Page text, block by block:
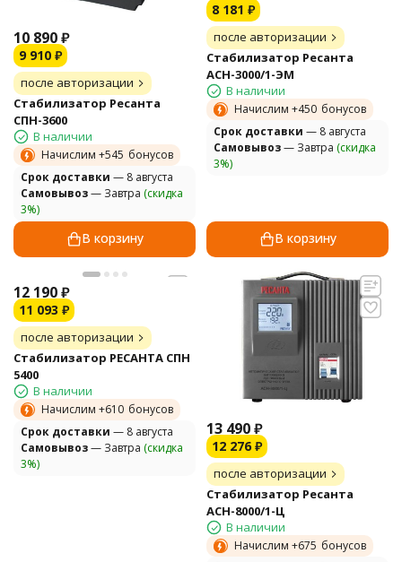
10 890₽
9 910 ₽
после авторизации
Стабилизатор Ресанта
СПН-3600
В наличии
Начислим +545 бонусов
Cрок доставки — 8 августа
Самовывоз— Завтра (скидка
3%)
В корзину
8 181 ₽
после авторизации
Стабилизатор Ресанта
АСН-3000/1-ЭМ
В наличии
Начислим +450 бонусов
Cрок доставки — 8 августа
Самовывоз— Завтра (скидка
3%)
В корзину
12 190₽
11 093 ₽
после авторизации
Стабилизатор РЕСАНТА СПН
5400
В наличии
Начислим +610 бонусов
Cрок доставки — 8 августа
Самовывоз— Завтра (скидка
3%)
13 490₽
12 276 ₽
после авторизации
Стабилизатор Ресанта
АСН-8000/1-Ц
В наличии
Начислим +675 бонусов